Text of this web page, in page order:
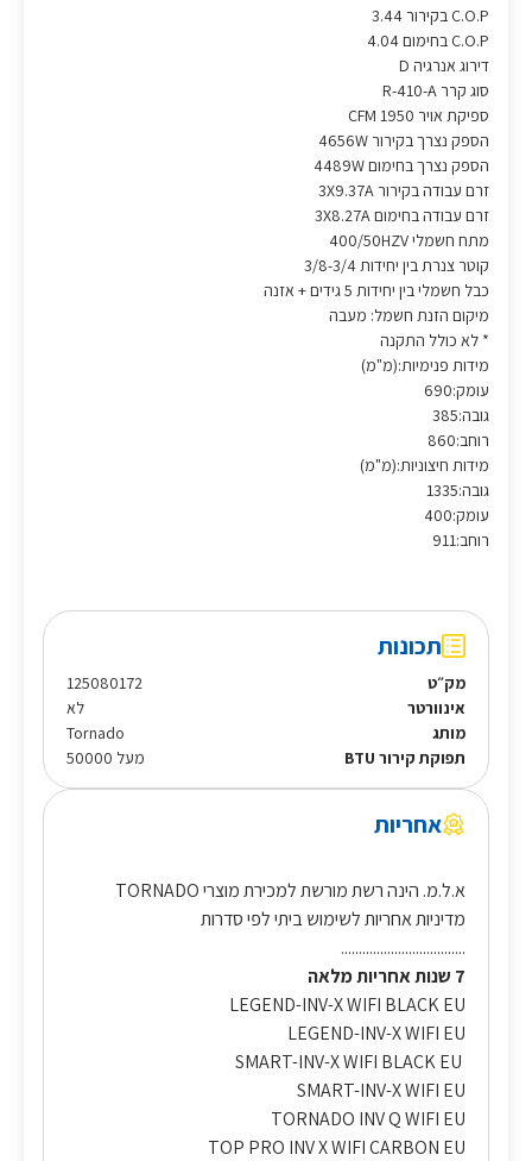
C.O.P בקירור 3.44
C.O.P בחימום 4.04
דירוג אנרגיה D
סוג קרר R-410-A
ספיקת אויר CFM 1950
הספק נצרך בקירור 4656W
הספק נצרך בחימום 4489W
זרם עבודה בקירור 3X9.37A
זרם עבודה בחימום 3X8.27A
מתח חשמלי 400/50HZV
קוטר צנרת בין יחידות 3/8-3/4
כבל חשמלי בין יחידות 5 גידים + אזנה
מיקום הזנת חשמל: מעבה
* לא כולל התקנה
מידות פנימיות:(מ"מ)
עומק:690
גובה:385
רוחב:860
מידות חיצוניות:(מ"מ)
גובה:1335
עומק:400
רוחב:911
תכונות
מק״ט
125080172
אינוורטר
לא
מותג
Tornado
תפוקת קירור BTU
מעל 50000
אחריות
א.ל.מ. הינה רשת מורשת למכירת מוצרי TORNADO
מדיניות אחריות לשימוש ביתי לפי סדרות
...................................
7 שנות אחריות מלאה
LEGEND-INV-X WIFI BLACK EU
LEGEND-INV-X WIFI EU
SMART-INV-X WIFI EU
TORNADO INV Q WIFI EU
TOP PRO INV X WIFI CARBON EU